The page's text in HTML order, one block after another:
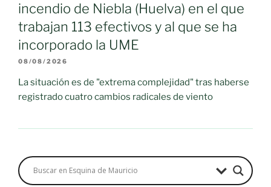
incendio de Niebla (Huelva) en el que
trabajan 113 efectivos y al que se ha
incorporado la UME
08/08/2026
La situación es de "extrema complejidad" tras haberse
registrado cuatro cambios radicales de viento